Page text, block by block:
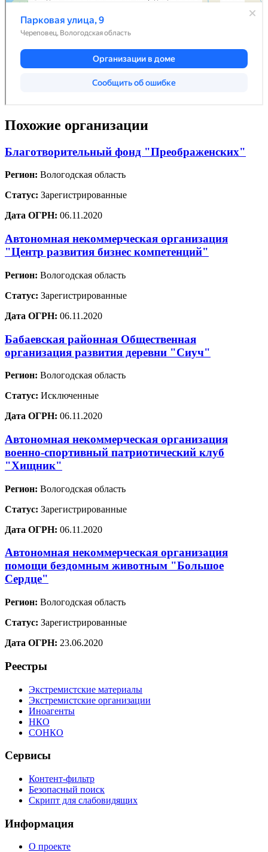
Похожие организации
Благотворительный фонд "Преображенских"
Регион: Вологодская область
Статус: Зарегистрированные
Дата ОГРН: 06.11.2020
Автономная некоммерческая организация
"Центр развития бизнес компетенций"
Регион: Вологодская область
Статус: Зарегистрированные
Дата ОГРН: 06.11.2020
Бабаевская районная Общественная
организация развития деревни "Сиуч"
Регион: Вологодская область
Статус: Исключенные
Дата ОГРН: 06.11.2020
Автономная некоммерческая организация
военно-спортивный патриотический клуб
"Хищник"
Регион: Вологодская область
Статус: Зарегистрированные
Дата ОГРН: 06.11.2020
Автономная некоммерческая организация
помощи бездомным животным "Большое
Сердце"
Регион: Вологодская область
Статус: Зарегистрированные
Дата ОГРН: 23.06.2020
Реестры
Экстремистские материалы
Экстремистские организации
Иноагенты
НКО
СОНКО
Сервисы
Контент-фильтр
Безопасный поиск
Скрипт для слабовидящих
Информация
О проекте